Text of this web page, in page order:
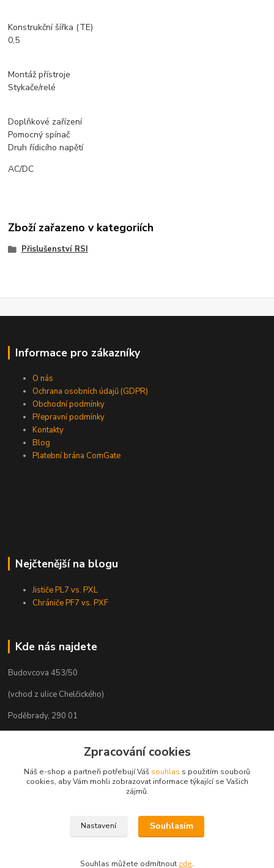
Konstrukční šířka (TE)
0,5
Montáž přístroje
Stykače/relé
Doplňkové zařízení
Pomocný spínač
Druh řídicího napětí
AC/DC
Zboží zařazeno v kategoriích
Přislušenství RSI
Informace pro zákazníky
O nás
Ochrana osobních údajů (GDPR)
Obchodní podmínky
Přepravní podmínky
Kontakty
Blog
Platební brána ComGate
Nejčtenější na blogu
Jističe PL7 vs. PXL
Chrániče PF7 vs. PXF
Kde nás najdete
Budovcova 453/50
(vchod z ulice Chelčického)
Poděbrady, 290 01
Zpracování cookies
Náš e-shop a partneři potřebují Váš souhlas s použitím souborů
cookies, aby Vám mohli zobrazovat informace týkající se Vašich
zájmů.
Nastavení Souhlasím
Souhlas můžete odmítnout zde.